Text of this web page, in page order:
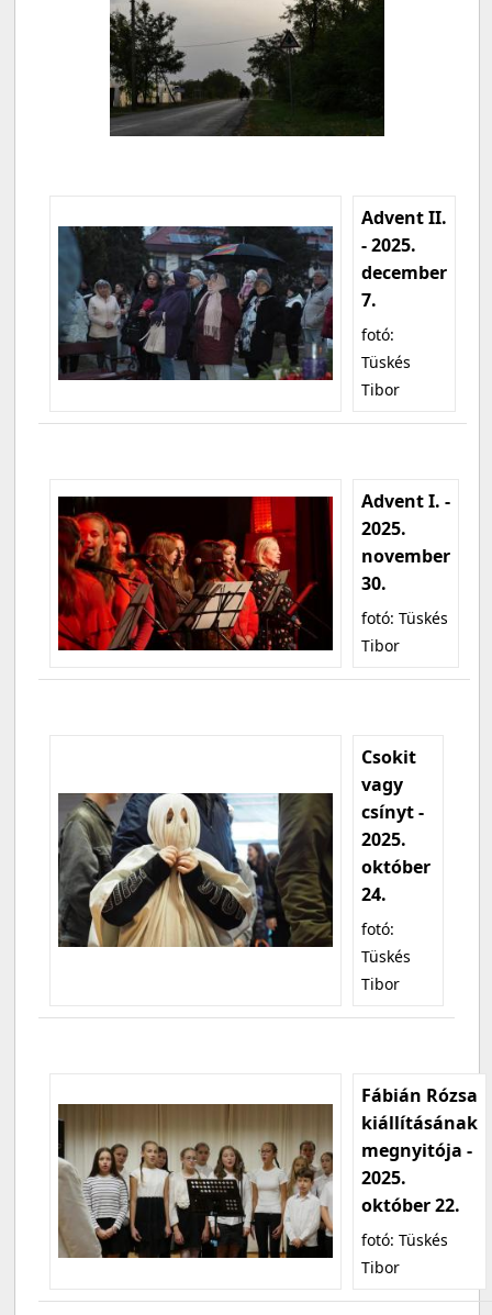
Advent II.
- 2025.
december
7.
fotó:
Tüskés
Tibor
Advent I. -
2025.
november
30.
fotó: Tüskés
Tibor
Csokit
vagy
csínyt -
2025.
október
24.
fotó:
Tüskés
Tibor
Fábián Rózsa
kiállításának
megnyitója -
2025.
október 22.
fotó: Tüskés
Tibor